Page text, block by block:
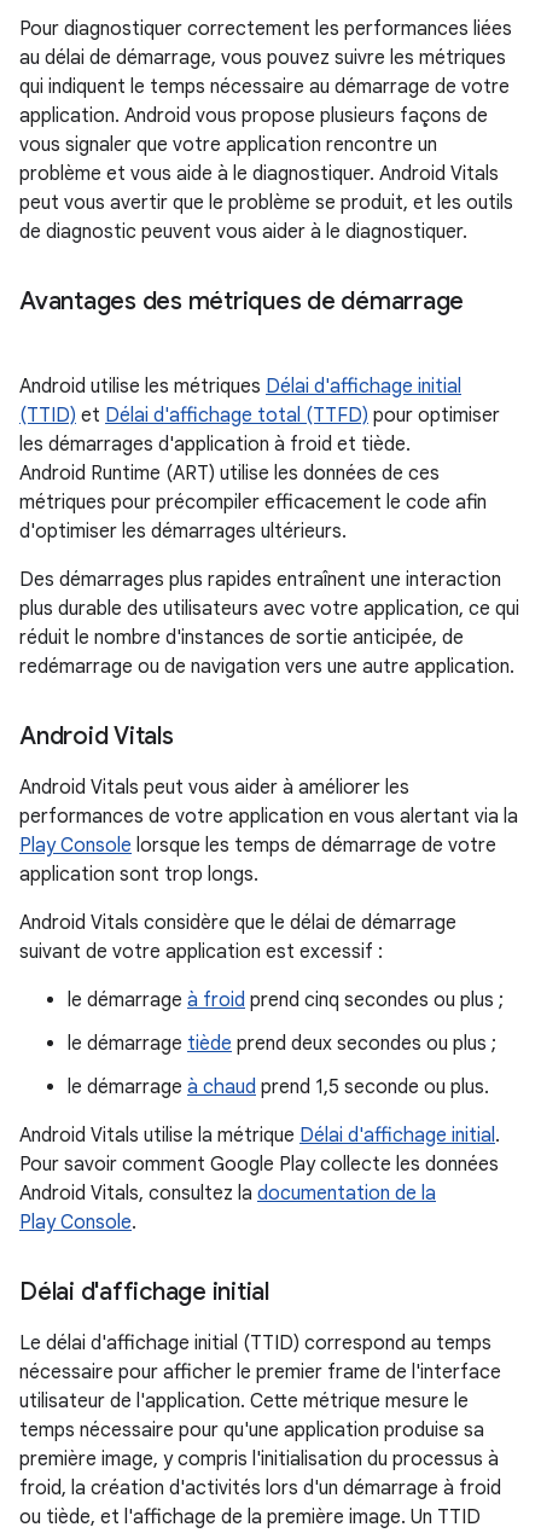
Pour diagnostiquer correctement les performances liées
au délai de démarrage, vous pouvez suivre les métriques
qui indiquent le temps nécessaire au démarrage de votre
application. Android vous propose plusieurs façons de
vous signaler que votre application rencontre un
problème et vous aide à le diagnostiquer. Android Vitals
peut vous avertir que le problème se produit, et les outils
de diagnostic peuvent vous aider à le diagnostiquer.
Avantages des métriques de démarrage
Android utilise les métriques Délai d'affichage initial
(TTID) et Délai d'affichage total (TTFD) pour optimiser
les démarrages d'application à froid et tiède.
Android Runtime (ART) utilise les données de ces
métriques pour précompiler efficacement le code afin
d'optimiser les démarrages ultérieurs.
Des démarrages plus rapides entraînent une interaction
plus durable des utilisateurs avec votre application, ce qui
réduit le nombre d'instances de sortie anticipée, de
redémarrage ou de navigation vers une autre application.
Android Vitals
Android Vitals peut vous aider à améliorer les
performances de votre application en vous alertant via la
Play Console lorsque les temps de démarrage de votre
application sont trop longs.
Android Vitals considère que le délai de démarrage
suivant de votre application est excessif :
le démarrage à froid prend cinq secondes ou plus ;
le démarrage tiède prend deux secondes ou plus ;
le démarrage à chaud prend 1,5 seconde ou plus.
Android Vitals utilise la métrique Délai d'affichage initial.
Pour savoir comment Google Play collecte les données
Android Vitals, consultez la documentation de la
Play Console.
Délai d'affichage initial
Le délai d'affichage initial (TTID) correspond au temps
nécessaire pour afficher le premier frame de l'interface
utilisateur de l'application. Cette métrique mesure le
temps nécessaire pour qu'une application produise sa
première image, y compris l'initialisation du processus à
froid, la création d'activités lors d'un démarrage à froid
ou tiède, et l'affichage de la première image. Un TTID